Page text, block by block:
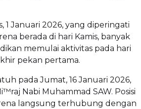
1 Januari 2026, yang diperingati
berada di hari Kamis, banyak
memulai aktivitas pada hari
pekan pertama.
pada Jumat, 16 Januari 2026,
Nabi Muhammad SAW. Posisi
langsung terhubung dengan